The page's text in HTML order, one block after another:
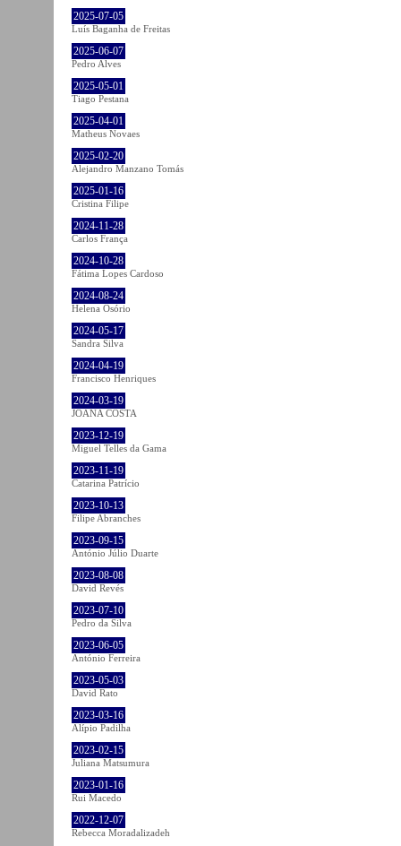
2025-07-05
Luís Baganha de Freitas
2025-06-07
Pedro Alves
2025-05-01
Tiago Pestana
2025-04-01
Matheus Novaes
2025-02-20
Alejandro Manzano Tomás
2025-01-16
Cristina Filipe
2024-11-28
Carlos França
2024-10-28
Fátima Lopes Cardoso
2024-08-24
Helena Osório
2024-05-17
Sandra Silva
2024-04-19
Francisco Henriques
2024-03-19
JOANA COSTA
2023-12-19
Miguel Telles da Gama
2023-11-19
Catarina Patrício
2023-10-13
Filipe Abranches
2023-09-15
António Júlio Duarte
2023-08-08
David Revés
2023-07-10
Pedro da Silva
2023-06-05
António Ferreira
2023-05-03
David Rato
2023-03-16
Alípio Padilha
2023-02-15
Juliana Matsumura
2023-01-16
Rui Macedo
2022-12-07
Rebecca Moradalizadeh